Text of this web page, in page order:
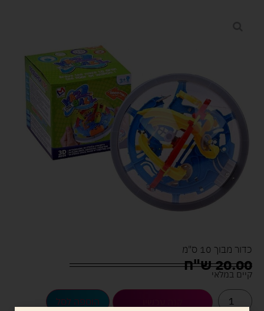
כדור מבוך 10 ס"מ
20.00ש"ח
קיים במלאי
הוספה לסל